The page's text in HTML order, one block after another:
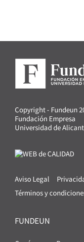
Copyright - Fundeun
Fundación Empresa
Universidad de
Aviso Legal
Términos y
FUNDEUN